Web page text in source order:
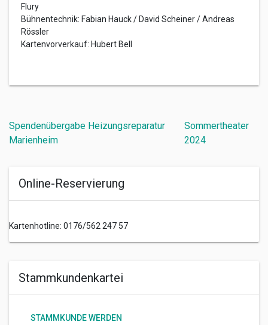
Flury
Bühnentechnik: Fabian Hauck / David Scheiner / Andreas
Rössler
Kartenvorverkauf: Hubert Bell
Beitragsnavigation
Spendenübergabe Heizungsreparatur
Marienheim
Sommertheater
2024
Online-Reservierung
Kartenhotline: 0176/562 247 57
Stammkundenkartei
STAMMKUNDE WERDEN